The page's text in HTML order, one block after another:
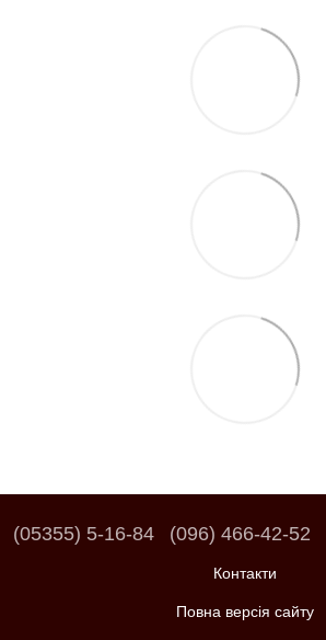
(05355) 5-16-84 (096) 466-42-52
Контакти
Повна версія сайту